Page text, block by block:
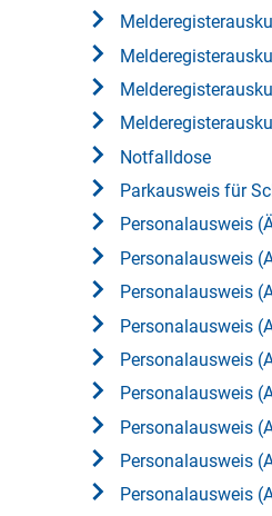
Notfalldose
Parkausweis für
Personalausweis
Personalausweis
Personalausweis
Personalausweis
Personalausweis
Personalausweis
Personalausweis
Personalausweis
Personalausweis